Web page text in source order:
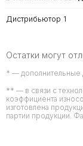
Дистрибьютор 1
Остатки могут
* — дополнительные
** — в связи с
коэффициента
изготовлена
партии продукции.